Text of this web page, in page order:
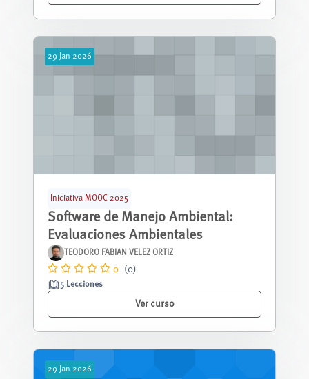
29 Jan 2026
Iniciativa MOOC 2025
Software de Manejo Ambiental:
Evaluaciones Ambientales
TEODORO FABIAN VELEZ ORTIZ
0 (0)
5 Lecciones
Ver curso
29 Jan 2026